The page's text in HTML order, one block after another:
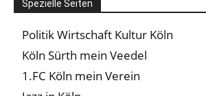
Spezielle Seiten
Politik Wirtschaft Kultur Köln
Köln Sürth mein Veedel
1.FC Köln mein Verein